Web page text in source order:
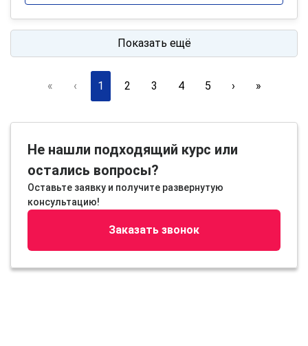
Показать ещё
« ‹ 1 2 3 4 5 › »
Не нашли подходящий курс или
остались вопросы?
Оставьте заявку и получите развернутую
консультацию!
Заказать звонок